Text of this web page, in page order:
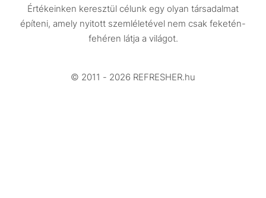
Design
Beszélgetések
Videó
Értékeinken keresztül célunk egy olyan társadalmat
építeni, amely nyitott szemléletével nem csak feketén-
fehéren látja a világot.
© 2011 - 2026 REFRESHER.hu